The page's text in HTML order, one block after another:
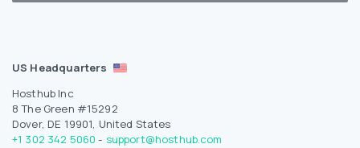
US Headquarters
Hosthub Inc
8 The Green #15292
Dover, DE 19901, United States
+1 302 342 5060 - support@hosthub.com